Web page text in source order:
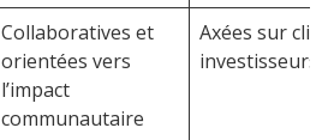
Collaboratives et
orientées vers
l’impact
communautaire
Axées sur
investisseurs